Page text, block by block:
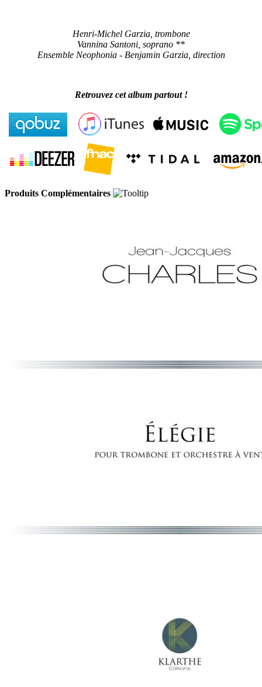
Henri-Michel Garzia, trombone
Vannina Santoni, soprano **
Ensemble Neophonia - Benjamin Garzia, direction
Retrouvez cet album partout !
Produits Complémentaires